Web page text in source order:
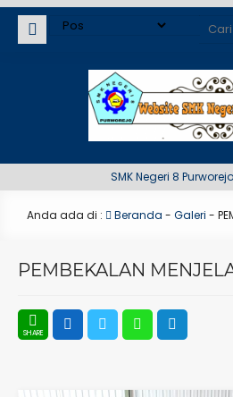
SMK Negeri 8
Anda ada di : Beranda - Galeri -
PEMBEKALAN